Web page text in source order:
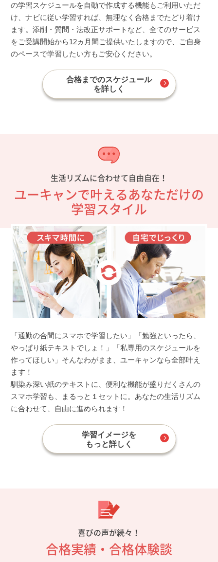
の学習スケジュールを自動で作成する機能もご利用いただ
け、ナビに従い学習すれば、無理なく合格までたどり着け
ます。添削・質問・法改正サポートなど、全てのサービス
をご受講開始から12ヵ月間ご提供いたしますので、ご自身
のペースで学習したい方もご安心ください。
合格までのスケジュール
を詳しく
生活リズムに合わせて自由自在！
ユーキャンで叶えるあなただけの
学習スタイル
「通勤の合間にスマホで学習したい」「勉強といったら、
やっぱり紙テキストでしょ！」「私専用のスケジュールを
作ってほしい」そんなわがまま、ユーキャンなら全部叶え
ます！
馴染み深い紙のテキストに、便利な機能が盛りだくさんの
スマホ学習も、まるっと１セットに。あなたの生活リズム
に合わせて、自由に進められます！
学習イメージを
もっと詳しく
喜びの声が続々！
合格実績・合格体験談